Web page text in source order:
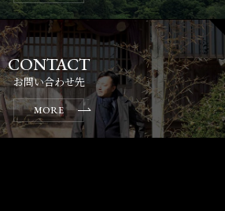
お問い合わせ先
MORE